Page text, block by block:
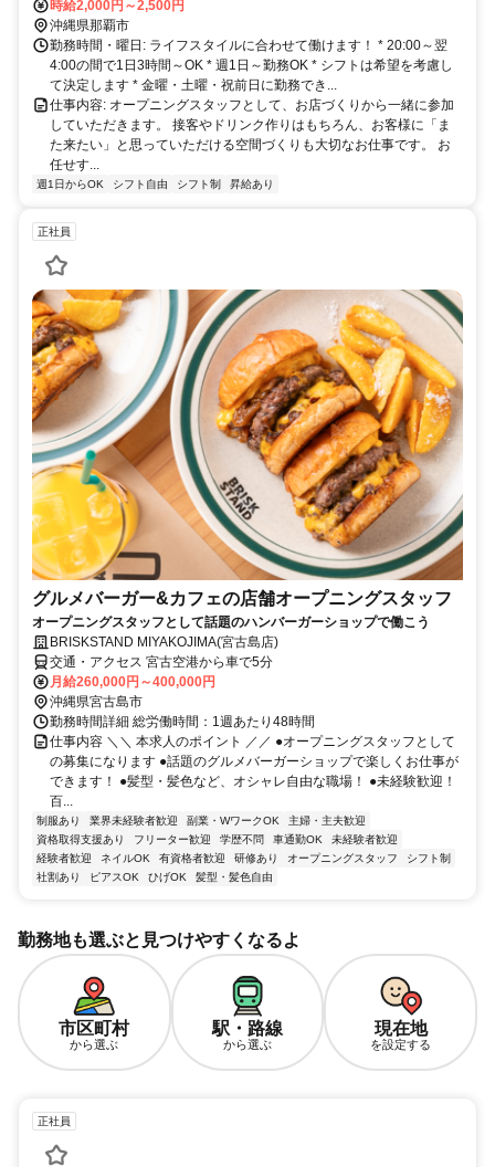
勤もラクラク♪ * 通勤方法はお気軽にご相談ください
時給2,000円～2,500円
沖縄県那覇市
勤務時間・曜日: ライフスタイルに合わせて働けます！ * 20:00～翌
4:00の間で1日3時間～OK * 週1日～勤務OK * シフトは希望を考慮し
て決定します * 金曜・土曜・祝前日に勤務でき...
仕事内容: オープニングスタッフとして、お店づくりから一緒に参加
していただきます。 接客やドリンク作りはもちろん、お客様に「ま
た来たい」と思っていただける空間づくりも大切なお仕事です。 お
任せす...
週1日からOK シフト自由 シフト制 昇給あり
正社員
グルメバーガー&カフェの店舗オープニングスタッフ
オープニングスタッフとして話題のハンバーガーショップで働こう
BRISKSTAND MIYAKOJIMA(宮古島店)
交通・アクセス 宮古空港から車で5分
月給260,000円～400,000円
沖縄県宮古島市
勤務時間詳細 総労働時間：1週あたり48時間
仕事内容 ＼＼ 本求人のポイント ／／ ●オープニングスタッフとして
の募集になります ●話題のグルメバーガーショップで楽しくお仕事が
できます！ ●髪型・髪色など、オシャレ自由な職場！ ●未経験歓迎！
百...
制服あり 業界未経験者歓迎 副業・WワークOK
主婦・主夫歓迎
資格取得支援あり
フリーター歓迎 学歴不問 車通勤OK
未経験者歓迎
経験者歓迎
ネイルOK 有資格者歓迎 研修あり オープニングスタッフ
シフト制
社割あり
ピアスOK ひげOK 髪型・髪色自由
勤務地も選ぶと見つけやすくなるよ
市区町村
から選ぶ
駅・路線
から選ぶ
現在地
を設定する
正社員